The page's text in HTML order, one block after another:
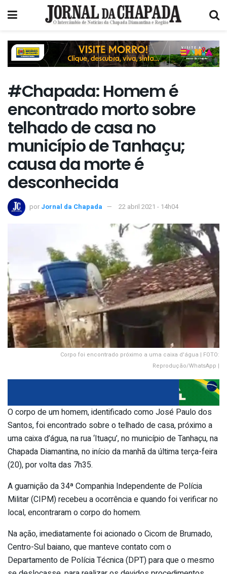
#Chapada: Homem é
encontrado morto sobre
telhado de casa no
município de Tanhaçu;
causa da morte é
desconhecida
por Jornal da Chapada 22 abril 2021 - 14h04
Corpo foi encontrado próximo a uma caixa d'água | FOTO:
Reprodução/WhatsApp |
O corpo de um homem, identificado como José Paulo dos
Santos, foi encontrado sobre o telhado de casa, próximo a
uma caixa d’água, na rua ‘Ituaçu’, no município de Tanhaçu, na
Chapada Diamantina, no início da manhã da última terça-feira
(20), por volta das 7h35.
A guarnição da 34ª Companhia Independente de Polícia
Militar (CIPM) recebeu a ocorrência e quando foi verificar no
local, encontraram o corpo do homem.
Na ação, imediatamente foi acionado o Cicom de Brumado,
Centro-Sul baiano, que manteve contato com o
Departamento de Polícia Técnica (DPT) para que o mesmo